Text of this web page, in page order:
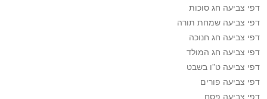
דפי צביעה חג סוכות
דפי צביעה שמחת תורה
דפי צביעה חג חנוכה
דפי צביעה חג המולד
דפי צביעה ט”ו בשבט
דפי צביעה פורים
דפי צביעה פסח